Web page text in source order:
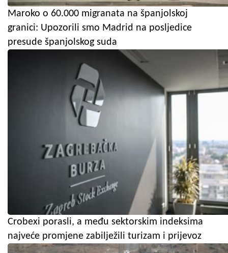
Maroko o 60.000 migranata na španjolskoj
granici: Upozorili smo Madrid na posljedice
presude španjolskog suda
Crobexi porasli, a među sektorskim indeksima
najveće promjene zabilježili turizam i prijevoz